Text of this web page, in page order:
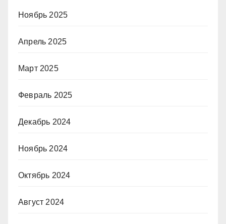
Ноябрь 2025
Апрель 2025
Март 2025
Февраль 2025
Декабрь 2024
Ноябрь 2024
Октябрь 2024
Август 2024